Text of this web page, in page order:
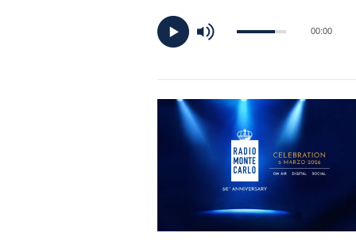
PRINCIPATO
DI
MONACO
CONSIGLIA
00:00